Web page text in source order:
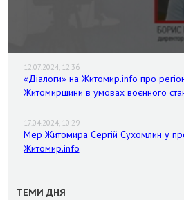
12.07.2024, 12:36
«Діалоги» на Житомир.info про
Житомирщини в умовах воєнного
17.04.2024, 10:29
Мер Житомира Сергій Сухомлин у
Житомир.info
ТЕМИ ДНЯ